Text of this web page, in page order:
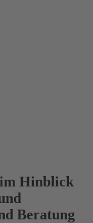
im Hinblick
Beratung